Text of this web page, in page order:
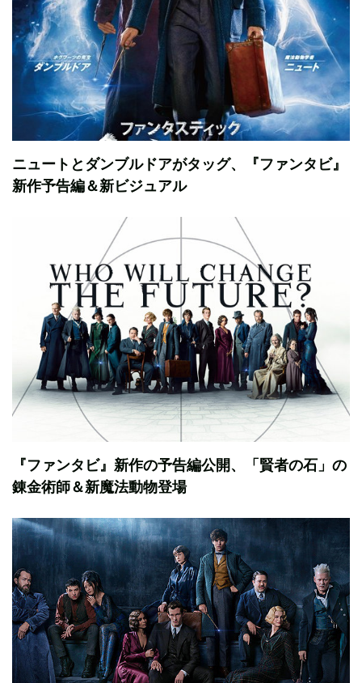
ニュートとダンブルドアがタッグ、『ファンタビ』
新作予告編＆新ビジュアル
『ファンタビ』新作の予告編公開、「賢者の石」の
錬金術師＆新魔法動物登場